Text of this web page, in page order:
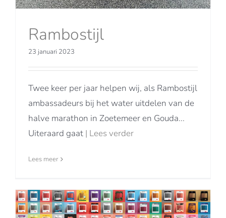
Rambostijl
23 januari 2023
Twee keer per jaar helpen wij, als Rambostijl
ambassadeurs bij het water uitdelen van de
halve marathon in Zoetemeer en Gouda...
Uiteraard gaat | Lees verder
Lees meer